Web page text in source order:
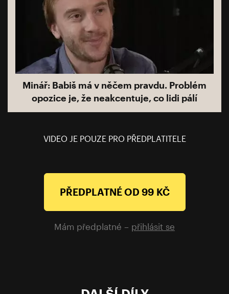
Minář: Babiš má v něčem pravdu. Problém
opozice je, že neakcentuje, co lidi pálí
VIDEO JE POUZE PRO PŘEDPLATITELE
PŘEDPLATNÉ OD 99 KČ
Mám předplatné – přihlásit se